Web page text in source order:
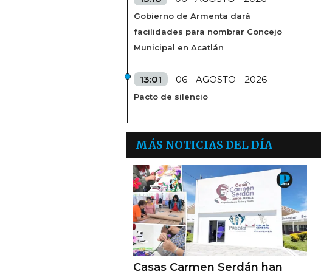
Gobierno de Armenta dará
facilidades para nombrar Concejo
Municipal en Acatlán
13:01 06 - AGOSTO - 2026
Pacto de silencio
MÁS NOTICIAS DEL DÍA
Casas Carmen Serdán han